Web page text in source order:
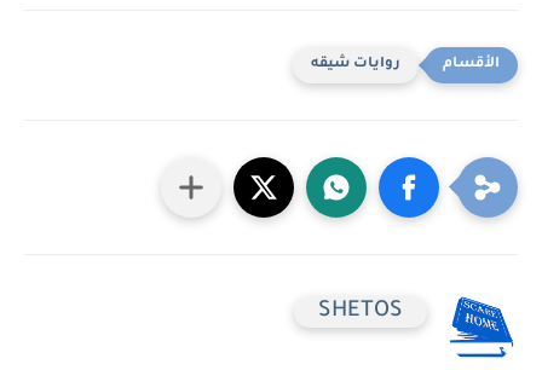
روايات شيقه
SHETOS